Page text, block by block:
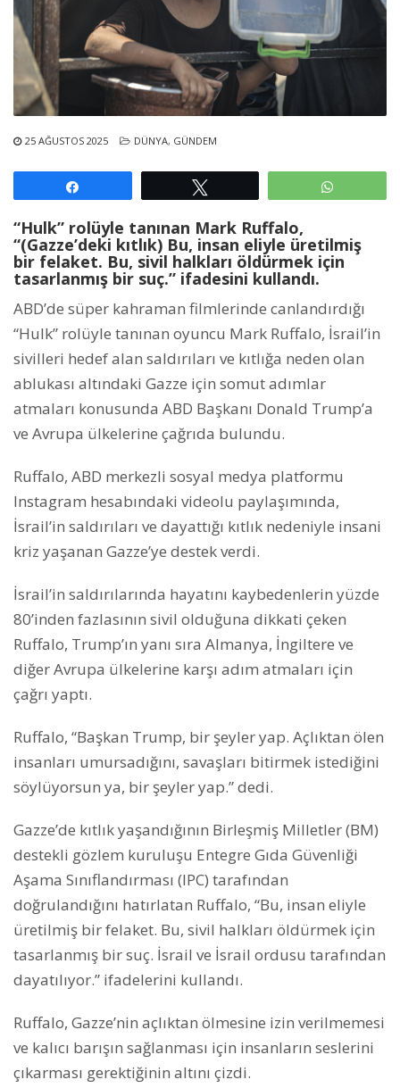
25 AĞUSTOS 2025 DÜNYA, GÜNDEM
“Hulk” rolüyle tanınan Mark Ruffalo,
“(Gazze’deki kıtlık) Bu, insan eliyle üretilmiş
bir felaket. Bu, sivil halkları öldürmek için
tasarlanmış bir suç.” ifadesini kullandı.
ABD’de süper kahraman filmlerinde canlandırdığı
“Hulk” rolüyle tanınan oyuncu Mark Ruffalo, İsrail’in
sivilleri hedef alan saldırıları ve kıtlığa neden olan
ablukası altındaki Gazze için somut adımlar
atmaları konusunda ABD Başkanı Donald Trump’a
ve Avrupa ülkelerine çağrıda bulundu.
Ruffalo, ABD merkezli sosyal medya platformu
Instagram hesabındaki videolu paylaşımında,
İsrail’in saldırıları ve dayattığı kıtlık nedeniyle insani
kriz yaşanan Gazze’ye destek verdi.
İsrail’in saldırılarında hayatını kaybedenlerin yüzde
80’inden fazlasının sivil olduğuna dikkati çeken
Ruffalo, Trump’ın yanı sıra Almanya, İngiltere ve
diğer Avrupa ülkelerine karşı adım atmaları için
çağrı yaptı.
Ruffalo, “Başkan Trump, bir şeyler yap. Açlıktan ölen
insanları umursadığını, savaşları bitirmek istediğini
söylüyorsun ya, bir şeyler yap.” dedi.
Gazze’de kıtlık yaşandığının Birleşmiş Milletler (BM)
destekli gözlem kuruluşu Entegre Gıda Güvenliği
Aşama Sınıflandırması (IPC) tarafından
doğrulandığını hatırlatan Ruffalo, “Bu, insan eliyle
üretilmiş bir felaket. Bu, sivil halkları öldürmek için
tasarlanmış bir suç. İsrail ve İsrail ordusu tarafından
dayatılıyor.” ifadelerini kullandı.
Ruffalo, Gazze’nin açlıktan ölmesine izin verilmemesi
ve kalıcı barışın sağlanması için insanların seslerini
çıkarması gerektiğinin altını çizdi.